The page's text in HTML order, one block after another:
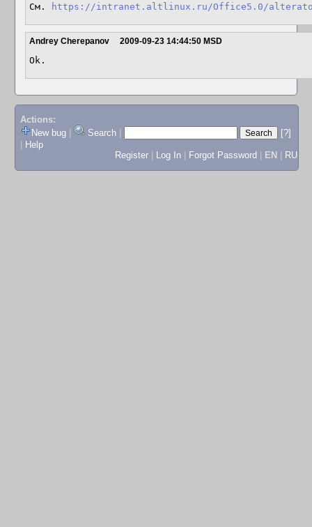
См.
https://intranet.altlinux.ru/Office5.0/
Andrey Cherepanov 2009-09-23 14:44:50 MSD
Ok.
Actions:
New bug
Search
[?]
Help
Register
Log In Forgot Password EN RU